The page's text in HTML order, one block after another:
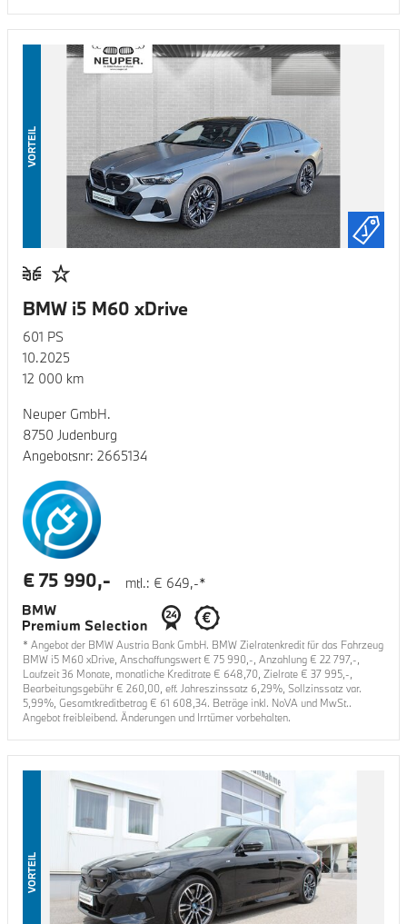
VORTEIL
BMW i5 M60 xDrive
601 PS
10.2025
12 000 km
Neuper GmbH.
8750 Judenburg
Angebotsnr: 2665134
mtl.: € 649,-*
€ 75 990,-
* Angebot der BMW Austria Bank GmbH. BMW Zielratenkredit für das Fahrzeug
BMW i5 M60 xDrive, Anschaffungswert € 75 990,-, Anzahlung € 22 797,-,
Laufzeit36 Monate, monatliche Kreditrate € 648,70, Zielrate € 37 995,-,
Bearbeitungsgebühr € 260,00, eff. Jahreszinssatz 6,29%, Sollzinssatz var.
5,99%, Gesamtkreditbetrag € 61 608,34. Beträge inkl. NoVA und MwSt..
Angebot freibleibend. Änderungen und Irrtümer vorbehalten.
VORTEIL